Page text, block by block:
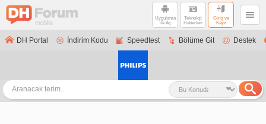
Uygulama
ile Aç
Teknoloji
Haberleri
Giriş ve
Kayıt
DH Portal İndirim Kodu Speedtest Bölüme Git Destek